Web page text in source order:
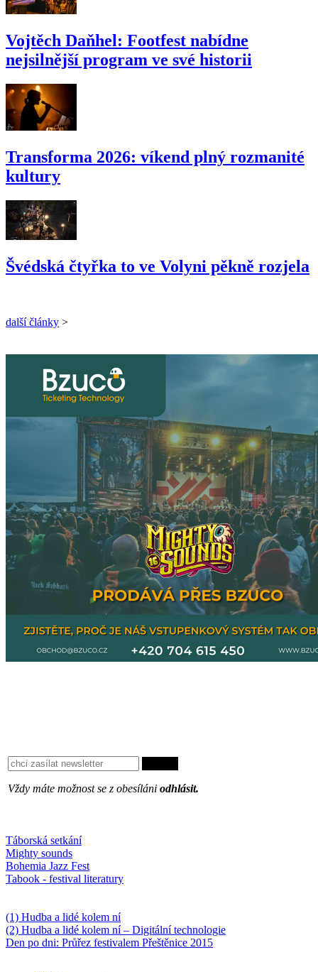
Vojtěch Daňhel: Footfest nabídne
nejsilnější program ve své historii
Transforma 2026: víkend plný rozmanité
kultury
Švédská čtyřka to ve Volyni pěkně rozjela
další články >
Vždy máte možnost se z obesíláni odhlásit.
Táborská setkání
Mighty sounds
Bohemia Jazz Fest
Tabook - festival literatury
(1) Hudba a lidé kolem ní
(2) Hudba a lidé kolem ní – Digitální technologie
Den po dni: Průřez festivalem Přeštěnice 2015